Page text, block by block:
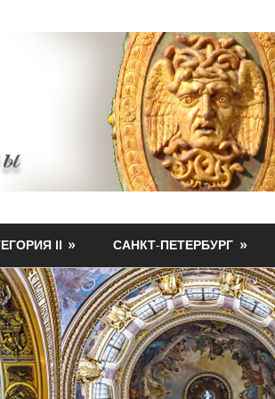
II САНКТ-ПЕТЕРБУРГ